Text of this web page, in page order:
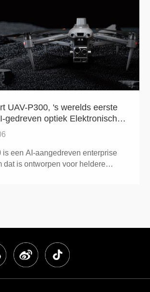
UAV-P300, 's werelds eerste
gedreven optiek Elektronische
mogelijkheden
is een AI-aangedreven enterprise
dat is ontworpen voor heldere